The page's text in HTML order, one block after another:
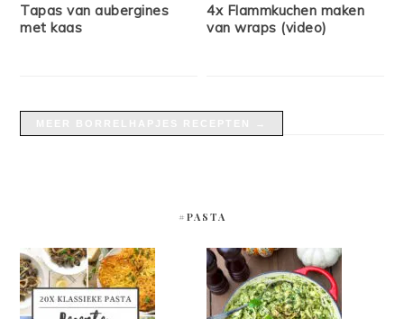
Tapas van aubergines
met kaas
4x Flammkuchen maken
van wraps (video)
#PASTA